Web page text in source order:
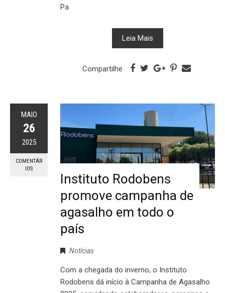
Pa
Leia Mais
Compartilhe
MAIO
26
2025
COMENTÁR
IOS
Instituto Rodobens
promove campanha de
agasalho em todo o
país
Notícias
Com a chegada do inverno, o Instituto
Rodobens dá início à Campanha de Agasalho